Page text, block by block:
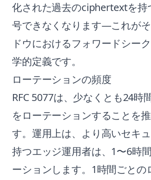
化された過去のciphertextを持
号できなくなります—これが
ドウにおけるフォワードシー
学的定義です。
ローテーションの頻度
RFC 5077は、少なくとも24時
をローテーションすることを
す。運用上は、より高いセキ
持つエッジ運用者は、1〜6時
ーションします。1時間ごとの